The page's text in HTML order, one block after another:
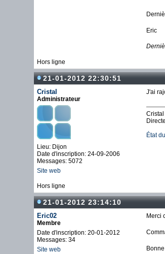
Eric
Hors ligne
21-01-2012 22:30:51
Cristal
Administrateur
Lieu: Dijon
Date d'inscription: 24-09-2006
Messages: 5072
Site web
J'ai
Cristal
État
Hors ligne
21-01-2012 23:14:10
Eric02
Membre
Date d'inscription: 20-01-2012
Messages: 34
Site web
Merci